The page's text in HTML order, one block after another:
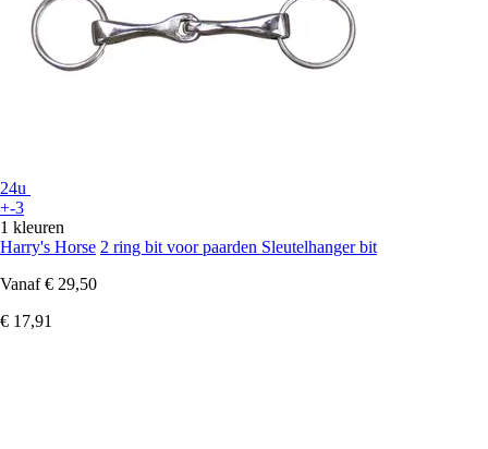
24u
+-3
1 kleuren
Harry's Horse 2 ring bit voor paarden Sleutelhanger bit
Vanaf € 29,50
€ 17,91